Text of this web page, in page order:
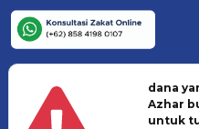
dana
Azhar
untuk